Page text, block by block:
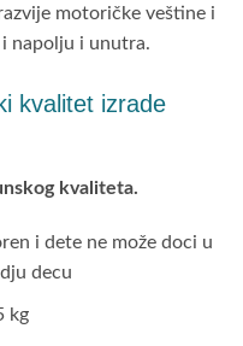
motoričke veštine i
i napolju i unutra.
kvalitet izrade
kvaliteta.
i dete ne može doci u
decu
kg